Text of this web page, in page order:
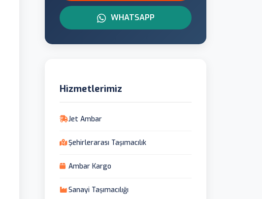
WHATSAPP
Hizmetlerimiz
Jet Ambar
Şehirlerarası Taşımacılık
Ambar Kargo
Sanayi Taşımacılığı